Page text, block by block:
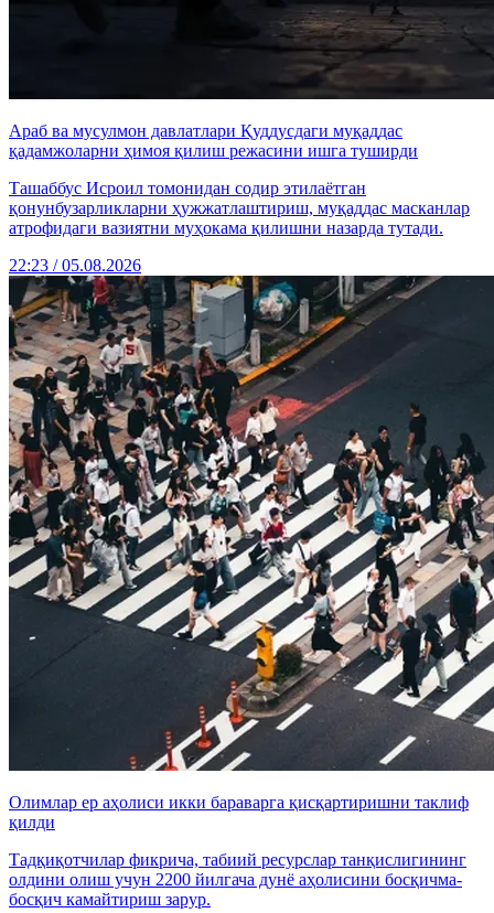
Араб ва мусулмон давлатлари Қуддусдаги муқаддас
қадамжоларни ҳимоя қилиш режасини ишга туширди
Ташаббус Исроил томонидан содир этилаётган
қонунбузарликларни ҳужжатлаштириш, муқаддас масканлар
атрофидаги вазиятни муҳокама қилишни назарда тутади.
22:23 / 05.08.2026
Олимлар ер аҳолиси икки бараварга қисқартиришни таклиф
қилди
Тадқиқотчилар фикрича, табиий ресурслар танқислигининг
олдини олиш учун 2200 йилгача дунё аҳолисини босқичма-
босқич камайтириш зарур.